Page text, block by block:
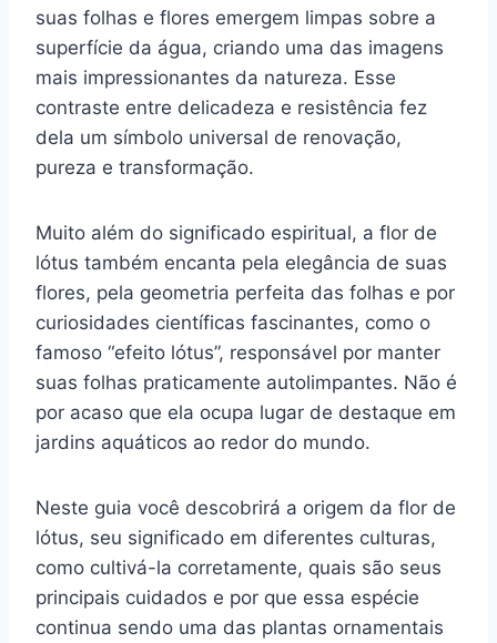
suas folhas e flores emergem limpas sobre a
superfície da água, criando uma das imagens
mais impressionantes da natureza. Esse
contraste entre delicadeza e resistência fez
dela um símbolo universal de renovação,
pureza e transformação.
Muito além do significado espiritual, a flor de
lótus também encanta pela elegância de suas
flores, pela geometria perfeita das folhas e por
curiosidades científicas fascinantes, como o
famoso “efeito lótus”, responsável por manter
suas folhas praticamente autolimpantes. Não é
por acaso que ela ocupa lugar de destaque em
jardins aquáticos ao redor do mundo.
Neste guia você descobrirá a origem da flor de
lótus, seu significado em diferentes culturas,
como cultivá-la corretamente, quais são seus
principais cuidados e por que essa espécie
continua sendo uma das plantas ornamentais